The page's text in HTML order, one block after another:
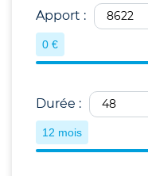
Apport :
0 €
Durée :
12 mois